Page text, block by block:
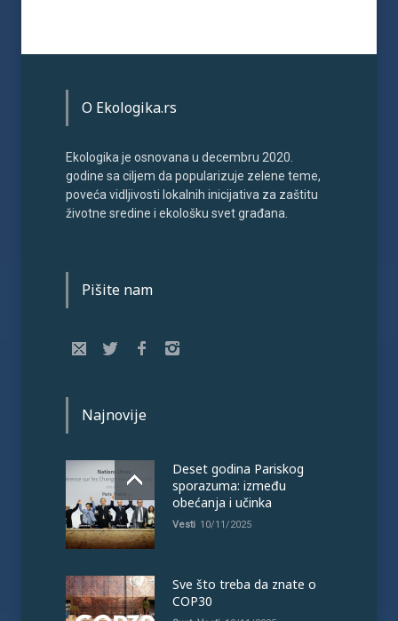
O Ekologika.rs
Ekologika je osnovana u decembru 2020.
godine sa ciljem da popularizuje zelene teme,
poveća vidljivosti lokalnih inicijativa za zaštitu
životne sredine i ekološku svet građana.
Pišite nam
Najnovije
Deset godina Pariskog
sporazuma: između
obećanja i učinka
Vesti 10/11/2025
Sve što treba da znate o
COP30